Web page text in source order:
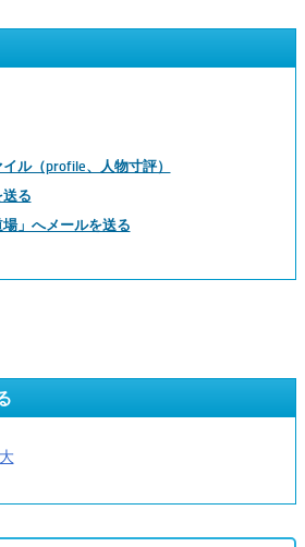
ル（profile、人物寸評）
る
場」へメールを送る
大